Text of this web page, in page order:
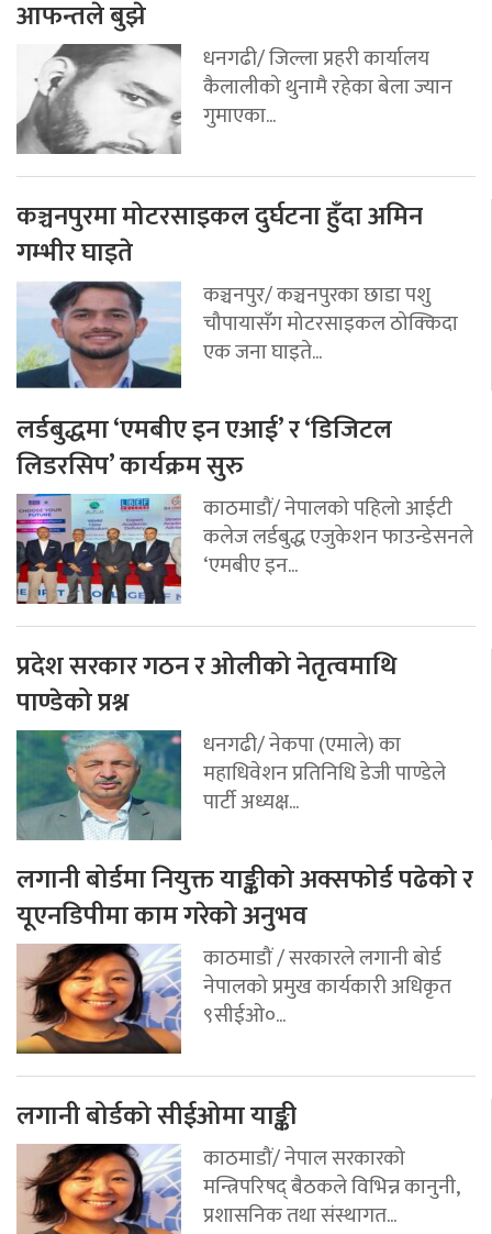
आफन्तले बुझे
धनगढी/ जिल्ला प्रहरी कार्यालय
कैलालीको थुनामै रहेका बेला ज्यान
गुमाएका...
कञ्चनपुरमा मोटरसाइकल दुर्घटना हुँदा अमिन
गम्भीर घाइते
कञ्चनपुर/ कञ्चनपुरका छाडा पशु
चौपायासँग मोटरसाइकल ठोक्किदा
एक जना घाइते...
लर्डबुद्धमा ‘एमबीए इन एआई’ र ‘डिजिटल
लिडरसिप’ कार्यक्रम सुरु
काठमाडौं/ नेपालको पहिलो आईटी
कलेज लर्डबुद्ध एजुकेशन फाउन्डेसनले
‘एमबीए इन...
प्रदेश सरकार गठन र ओलीको नेतृत्वमाथि
पाण्डेको प्रश्न
धनगढी/ नेकपा (एमाले) का
महाधिवेशन प्रतिनिधि डेजी पाण्डेले
पार्टी अध्यक्ष...
लगानी बोर्डमा नियुक्त याङ्कीको अक्सफोर्ड पढेको र
यूएनडिपीमा काम गरेको अनुभव
काठमाडौं / सरकारले लगानी बोर्ड
नेपालको प्रमुख कार्यकारी अधिकृत
९सीईओ०...
लगानी बोर्डको सीईओमा याङ्की
काठमाडौं/ नेपाल सरकारको
मन्त्रिपरिषद् बैठकले विभिन्न कानुनी,
प्रशासनिक तथा संस्थागत...